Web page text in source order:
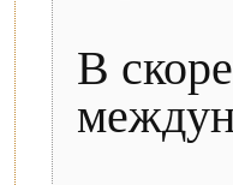
В